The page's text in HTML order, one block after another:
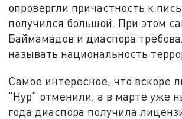
опровергли причастность к
получился большой. При этом
Баймамадов и диаспора
называть национальность
Самое интересное, что вскоре
"Нур" отменили, а в марте уже
года диаспора получила